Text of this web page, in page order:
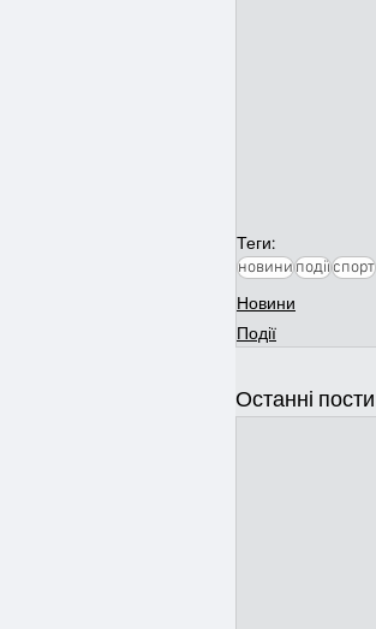
Теги:
новиниподіїспорт
Новини
Події
Останні пости